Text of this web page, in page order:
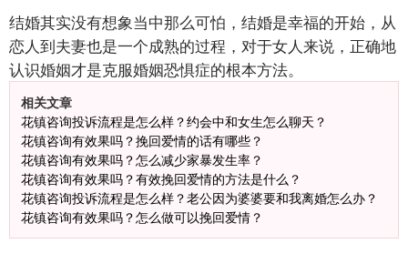
结婚其实没有想象当中那么可怕，结婚是幸福的开始，从
恋人到夫妻也是一个成熟的过程，对于女人来说，正确地
认识婚姻才是克服婚姻恐惧症的根本方法。
相关文章
花镇咨询投诉流程是怎么样？约会中和女生怎么聊天？
花镇咨询有效果吗？挽回爱情的话有哪些？
花镇咨询有效果吗？怎么减少家暴发生率？
花镇咨询有效果吗？有效挽回爱情的方法是什么？
花镇咨询投诉流程是怎么样？老公因为婆婆要和我离婚怎么办？
花镇咨询有效果吗？怎么做可以挽回爱情？